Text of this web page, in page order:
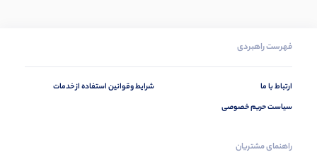
فهرست راهبردی
ارتباط با ما
سیاست حریم خصوصی
شرایط وقوانین استفاده از خدمات
راهنمای مشتریان